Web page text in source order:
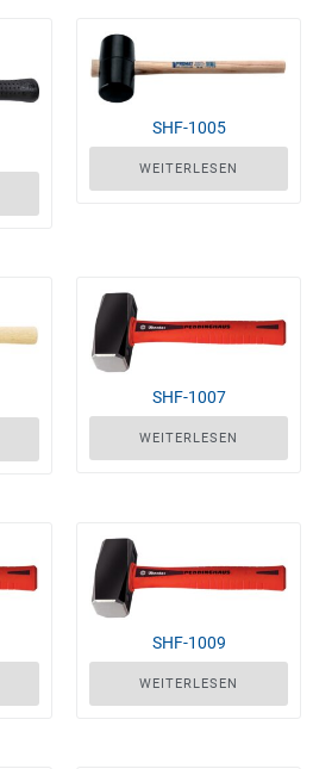
SHF-1005
WEITERLESEN
SHF-1007
WEITERLESEN
SHF-1009
WEITERLESEN